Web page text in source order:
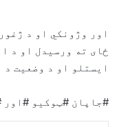
اور وژونکي او د
ځای ته ورسیدل او د
ایستلو او د وضعیت
#جاپان #ټوکیو #اور